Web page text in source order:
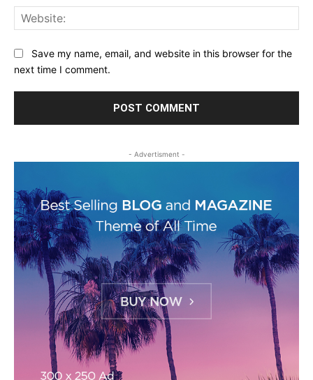
Save my name, email, and website in this browser for the
next time I comment.
- Advertisment -